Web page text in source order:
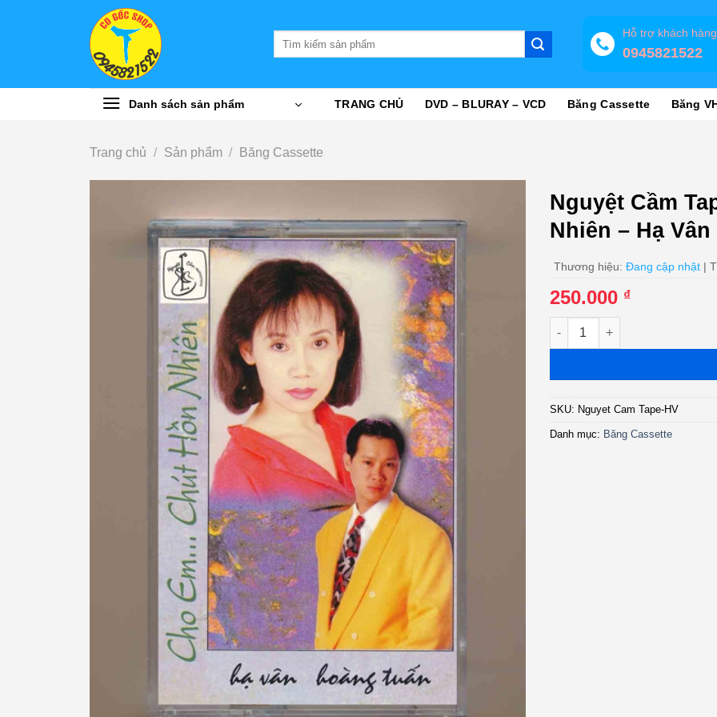
Hỗ trợ khách hàng
0945821522
Danh sách sản phẩm TRANG CHỦ DVD – BLURAY – VCD Băng Cassette Băng
Trang chủ / Sản phẩm / Băng Cassette
Nguyệt Cầm
Nhiên – Hạ
Thương hiệu: Đang cập nhật |
250.000 ₫
Nguyệt Cầm Tape - Cho Em
SKU: Nguyet Cam Tape-HV
Danh mục: Băng Cassette